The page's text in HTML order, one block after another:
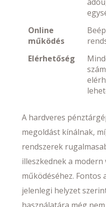
Online
működés
Elérhetőség
A hardveres
megoldást kínálnak,
rendszerek
illeszkednek a
működéséhez. Fontos
jelenlegi helyzet
használatára még